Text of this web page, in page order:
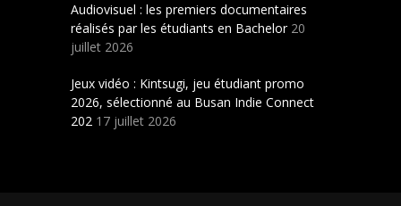
Audiovisuel : les premiers documentaires
réalisés par les étudiants en Bachelor 20
juillet 2026
Jeux vidéo : Kintsugi, jeu étudiant promo
2026, sélectionné au Busan Indie Connect
202 17 juillet 2026